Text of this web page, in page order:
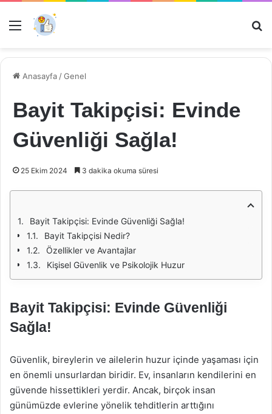
Menü
Anasayfa /Genel
Bayit Takipçisi: Evinde
Güvenliği Sağla!
25 Ekim 2024 3 dakika okuma süresi
Bayit Takipçisi: Evinde Güvenliği Sağla!
Bayit Takipçisi Nedir?
Özellikler ve Avantajlar
Kişisel Güvenlik ve Psikolojik Huzur
Bayit Takipçisi: Evinde Güvenliği
Sağla!
Güvenlik, bireylerin ve ailelerin huzur içinde yaşaması için
en önemli unsurlardan biridir. Ev, insanların kendilerini en
güvende hissettikleri yerdir. Ancak, birçok insan
günümüzde evlerine yönelik tehditlerin arttığını